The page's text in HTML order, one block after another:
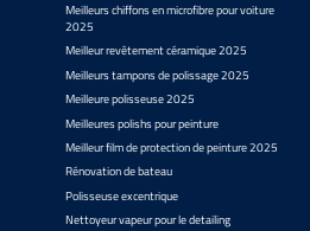
Meilleurs chiffons en microfibre pour voiture
2025
Meilleur revêtement céramique 2025
Meilleurs tampons de polissage 2025
Meilleure polisseuse 2025
Meilleures polishs pour peinture
Meilleur film de protection de peinture 2025
Rénovation de bateau
Polisseuse excentrique
Nettoyeur vapeur pour le detailing